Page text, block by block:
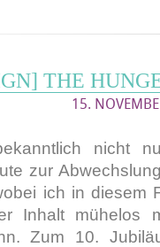
THE
15.
nicht
zur
ich in diesem
Inhalt mühelos
Zum 10.